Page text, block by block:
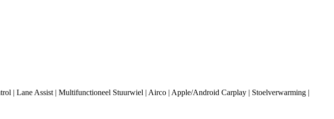
| Lane Assist | Multifunctioneel Stuurwiel | Airco | Apple/Android Carplay | Stoelverwarming |